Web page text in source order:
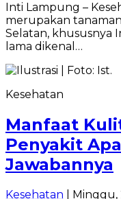
Inti Lampung –
merupakan
Selatan, khususnya
lama dikenal…
Kesehatan
Manfaat
Penyakit
Jawabannya
Kesehatan |